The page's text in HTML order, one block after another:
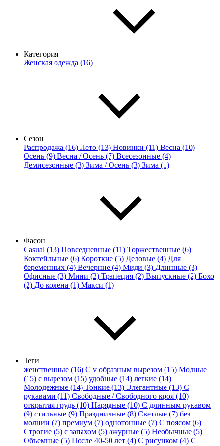
Категория
Женская одежда (16)
Сезон
Распродажа (16) Лето (13) Новинки (11) Весна (10)
Осень (9) Весна / Осень (7) Всесезонные (4)
Демисезонные (3) Зима / Осень (3) Зима (1)
Фасон
Casual (13) Повседневные (11) Торжественные (6)
Коктейльные (6) Короткие (5) Деловые (4) Для
беременных (4) Вечерние (4) Миди (3) Длинные (3)
Офисные (3) Мини (2) Трапеция (2) Выпускные (2) Бохо
(2) До колена (1) Макси (1)
Теги
женственные (16) С v образным вырезом (15) Модные
(15) с вырезом (15) удобные (14) легкие (14)
Молодежные (14) Тонкие (13) Элегантные (13) С
рукавами (11) Свободные / Свободного кроя (10)
открытая грудь (10) Нарядные (10) С длинным рукавом
(9) стильные (9) Праздничные (8) Светлые (7) без
молнии (7) премиум (7) однотонные (7) С поясом (6)
Строгие (5) с запахом (5) ажурные (5) Необычные (5)
Объемные (5) После 40-50 лет (4) С рисунком (4) С